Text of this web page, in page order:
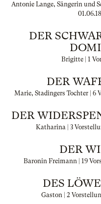
Antonie Lange, Sängerin und
DER
Brigitte | 1
DER
Marie, Stadingers Tochter | 6
DER
Katharina | 3
DER
Baronin Freimann | 19
DES
Gaston | 2